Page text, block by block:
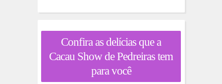
Confira as delícias que a
Cacau Show de Pedreiras tem
para você